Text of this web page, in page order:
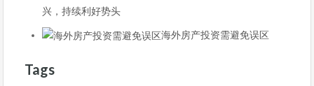
兴，持续利好势头
海外房产投资需避免误区
Tags